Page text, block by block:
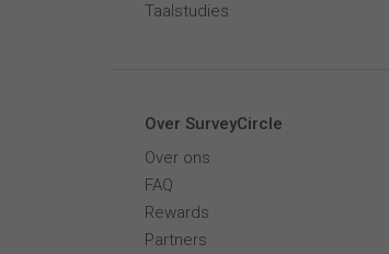
Taalstudies
Over SurveyCircle
Over ons
FAQ
Rewards
Partners